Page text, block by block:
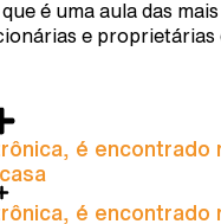
é uma aula das
e proprietárias
é encontrado
é encontrado